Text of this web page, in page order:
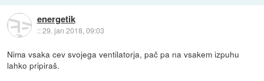
energetik
::29. jan 2018, 09:03
Nima vsaka cev svojega ventilatorja, pač pa na vsakem izpuhu
lahko pripiraš.